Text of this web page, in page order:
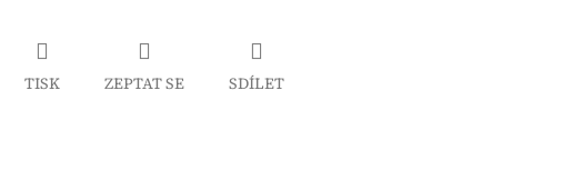
TISK ZEPTAT SE SDÍLET